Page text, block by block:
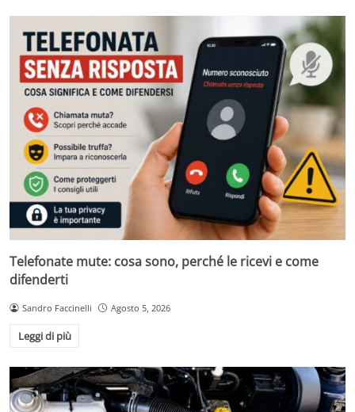
Telefonate mute: cosa sono, perché le ricevi e come
difenderti
Sandro Faccinelli Agosto 5, 2026
Leggi di più